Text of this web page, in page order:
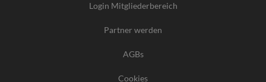
Login Mitgliederbereich
Partner werden
AGBs
Cookies